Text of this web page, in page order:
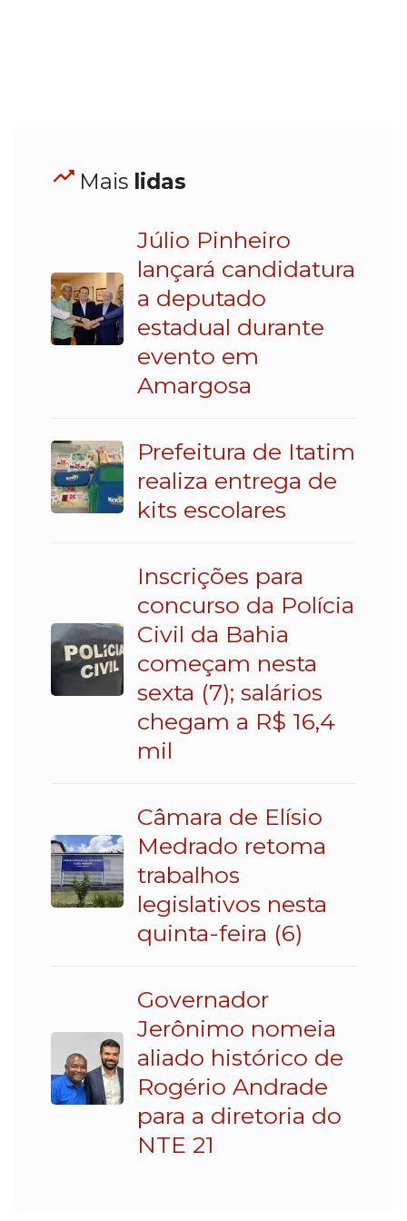
Mais lidas
Júlio Pinheiro
lançará candidatura
a deputado
estadual durante
evento em
Amargosa
Prefeitura de Itatim
realiza entrega de
kits escolares
Inscrições para
concurso da Polícia
Civil da Bahia
começam nesta
sexta (7); salários
chegam a R$ 16,4
mil
Câmara de Elísio
Medrado retoma
trabalhos
legislativos nesta
quinta-feira (6)
Governador
Jerônimo nomeia
aliado histórico de
Rogério Andrade
para a diretoria do
NTE 21